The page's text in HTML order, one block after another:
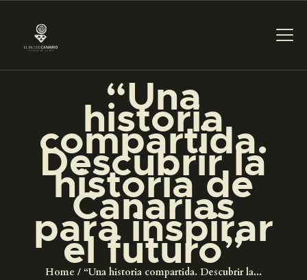
“Una
historia
compartida.
Descubrir la
historia de
Canarias
para inspirar
el futuro”
Home “Una historia compartida. Descubrir la...
PREPARAR LA VISITA
ACTIVIDADES
█
EL MUSEO
COLECCIONES